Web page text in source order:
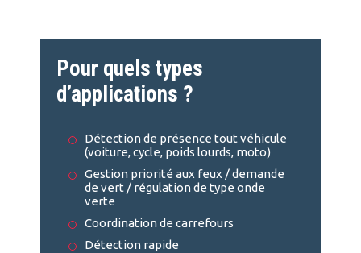
Pour quels types
d’applications ?
Détection de présence tout véhicule
(voiture, cycle, poids lourds, moto)
Gestion priorité aux feux / demande
de vert / régulation de type onde
verte
Coordination de carrefours
Détection rapide